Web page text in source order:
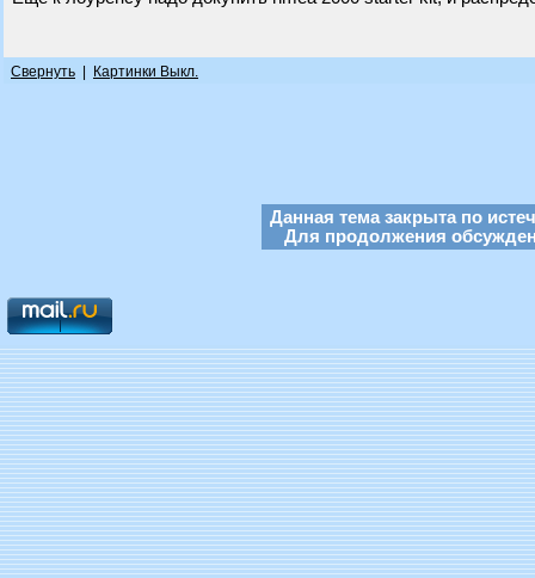
Свернуть Картинки Выкл.
Данная тема закрыта по
Для продолжения